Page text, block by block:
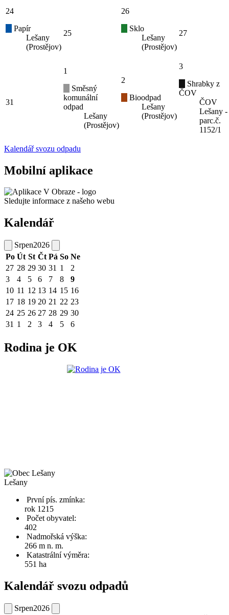
24
Papír
Lešany
(Prostějov)
25
26
Sklo
Lešany
(Prostějov)
27
31
1
Směsný
komunální
odpad
Lešany
(Prostějov)
2
Bioodpad
Lešany
(Prostějov)
3
Shrabky z
ČOV
ČOV
Lešany -
parc.č.
1152/1
Kalendář svozu odpadu
Mobilní aplikace
Sledujte informace z našeho webu
Kalendář
Srpen2026
Po Út St Čt Pá So Ne
27 28 29 30 31 1
2
3
4 5 6 7 8
9
10 11 12 13 14 15 16
17 18 19 20 21 22 23
24 25 26 27 28 29 30
31 1 2 3 4 5 6
Rodina je OK
Lešany
První pís. zmínka:
rok 1215
Počet obyvatel:
402
Nadmořská výška:
266 m n. m.
Katastrální výměra:
551 ha
Kalendář svozu odpadů
Srpen2026